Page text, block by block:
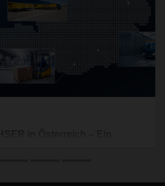
die schönen Dinge des Lebens